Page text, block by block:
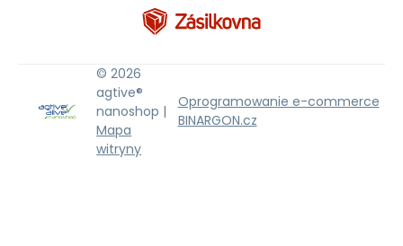
© 2026
agtive®
nanoshop |
Mapa
witryny
Oprogramowanie e-commerce
BINARGON.cz